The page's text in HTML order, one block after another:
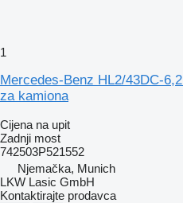
1
Mercedes-Benz HL2/43DC-
za kamiona
Cijena na upit
Zadnji most
742503P521552
Njemačka, Munich
LKW Lasic GmbH
Kontaktirajte prodavca